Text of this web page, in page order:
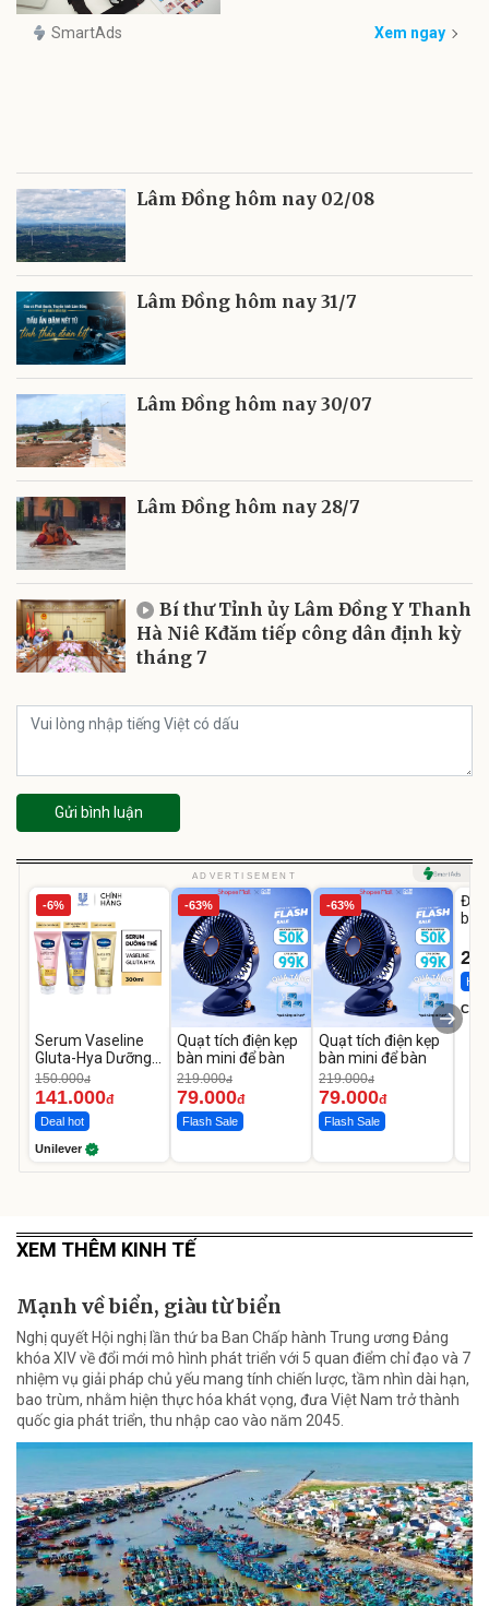
SmartAds Xem ngay
Lâm Đồng hôm nay 02/08
Lâm Đồng hôm nay 31/7
Lâm Đồng hôm nay 30/07
Lâm Đồng hôm nay 28/7
Bí thư Tỉnh ủy Lâm Đồng Y Thanh
Hà Niê Kđăm tiếp công dân định kỳ
tháng 7
Gửi bình luận
ADVERTISEMENT
-6%
Serum Vaseline
Gluta-Hya Dưỡng
Da Sáng Mịn Sau 7
Ngày
150.000đ
141.000đ
Deal hot
Unilever
-63%
Quạt tích điện kẹp
bàn mini để bàn
219.000đ
79.000đ
Flash Sale
-63%
Quạt tích điện kẹp
bàn mini để bàn
219.000đ
79.000đ
Flash Sale
Đai
bé
Hot
XEM THÊM KINH TẾ
Mạnh về biển, giàu từ biển
Nghị quyết Hội nghị lần thứ ba Ban Chấp hành Trung ương Đảng
khóa XIV về đổi mới mô hình phát triển với 5 quan điểm chỉ đạo và 7
nhiệm vụ giải pháp chủ yếu mang tính chiến lược, tầm nhìn dài hạn,
bao trùm, nhằm hiện thực hóa khát vọng, đưa Việt Nam trở thành
quốc gia phát triển, thu nhập cao vào năm 2045.